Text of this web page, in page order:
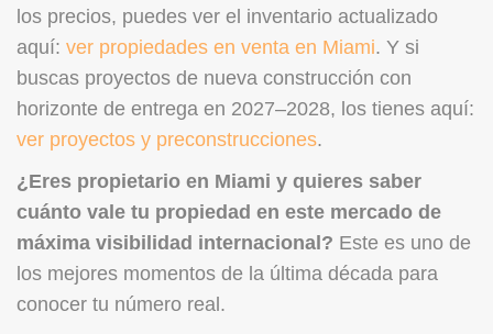
los precios, puedes ver el inventario actualizado
aquí: ver propiedades en venta en Miami. Y si
buscas proyectos de nueva construcción con
horizonte de entrega en 2027–2028, los tienes aquí:
ver proyectos y preconstrucciones.
¿Eres propietario en Miami y quieres saber
cuánto vale tu propiedad en este mercado de
máxima visibilidad internacional? Este es uno de
los mejores momentos de la última década para
conocer tu número real.